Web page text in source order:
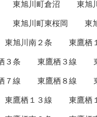
東旭川町倉沼
東旭
東旭川町東桜岡
東
東旭川南２条
東鷹栖
３条 東鷹栖３線
７線 東鷹栖８線
東鷹栖１３線
東鷹栖